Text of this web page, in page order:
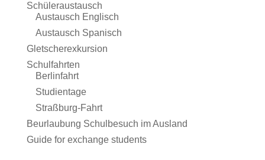
Schüleraustausch
Austausch Englisch
Austausch Spanisch
Gletscherexkursion
Schulfahrten
Berlinfahrt
Studientage
Straßburg-Fahrt
Beurlaubung Schulbesuch im Ausland
Guide for exchange students